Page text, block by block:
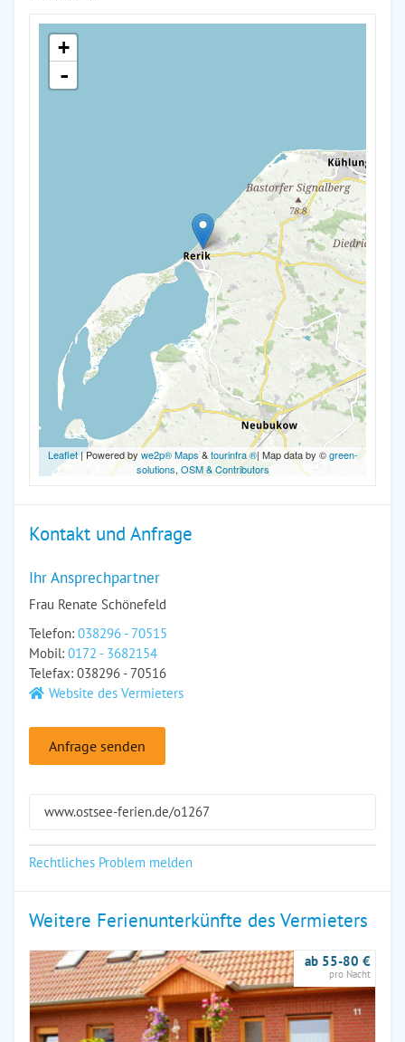
+
-
Leaflet| Powered bywe2p® Maps &tourinfra ®| Map data by ©green-
solutions, OSM & Contributors
Kontakt und Anfrage
Ihr Ansprechpartner
Frau Renate Schönefeld
Telefon: 038296 - 70515
Mobil: 0172 - 3682154
Telefax: 038296 - 70516
Website des Vermieters
Anfrage senden
www.ostsee-ferien.de/o1267
Rechtliches Problem melden
Weitere Ferienunterkünfte des Vermieters
ab 55-80 €
pro Nacht